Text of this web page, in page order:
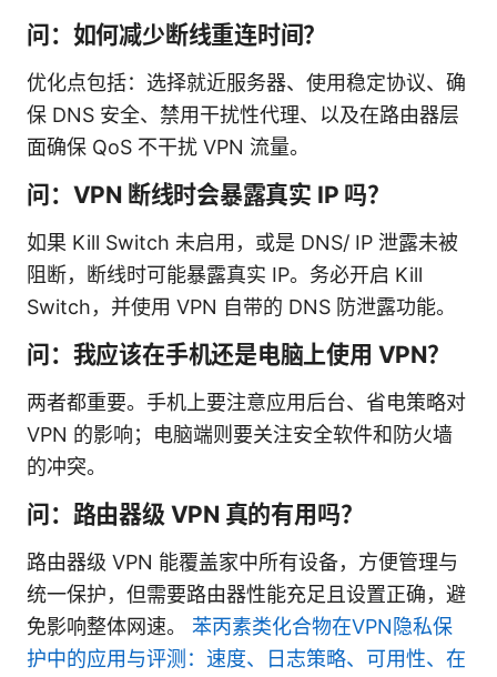
问：如何减少断线重连时间？
优化点包括：选择就近服务器、使用稳定协议、确
保 DNS 安全、禁用干扰性代理、以及在路由器层
面确保 QoS 不干扰 VPN 流量。
问：VPN 断线时会暴露真实 IP 吗？
如果 Kill Switch 未启用，或是 DNS/ IP 泄露未被
阻断，断线时可能暴露真实 IP。务必开启 Kill
Switch，并使用 VPN 自带的 DNS 防泄露功能。
问：我应该在手机还是电脑上使用 VPN？
两者都重要。手机上要注意应用后台、省电策略对
VPN 的影响；电脑端则要关注安全软件和防火墙
的冲突。
问：路由器级 VPN 真的有用吗？
路由器级 VPN 能覆盖家中所有设备，方便管理与
统一保护，但需要路由器性能充足且设置正确，避
免影响整体网速。 苯丙素类化合物在VPN隐私保
护中的应用与评测：速度、日志策略、可用性、在